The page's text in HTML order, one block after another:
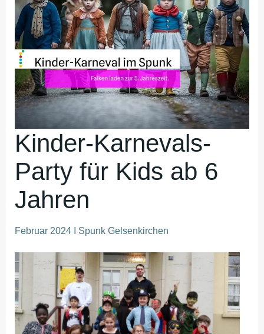
Kinder-Karnevals-
Party für Kids ab 6
Jahren
Februar 2024 I Spunk Gelsenkirchen